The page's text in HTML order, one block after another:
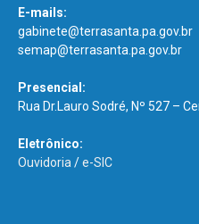
E-mails:
gabinete@terrasanta.pa.gov.br
semap@terrasanta.pa.gov.br
Presencial:
Rua Dr.Lauro Sodré, Nº 527 –
Eletrônico:
Ouvidoria/e-SIC